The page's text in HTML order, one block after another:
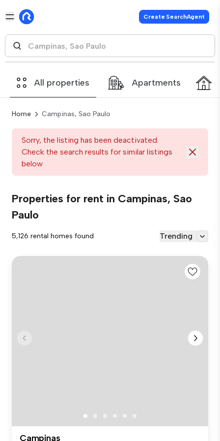
Create SearchAgent
All properties Apartments
Home Campinas, Sao Paulo
Sorry, the listing has been deactivated.
Check the search results for similar listings
below
Properties for rent in Campinas, Sao
Paulo
5,126 rental homes found Trending
Campinas